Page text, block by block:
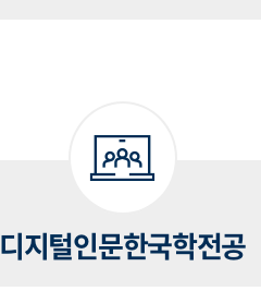
디지털인문한국학전공